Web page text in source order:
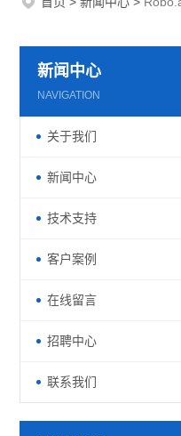
新闻中心
NAVIGATION
关于我们
新闻中心
技术支持
客户案例
在线留言
招聘中心
联系我们